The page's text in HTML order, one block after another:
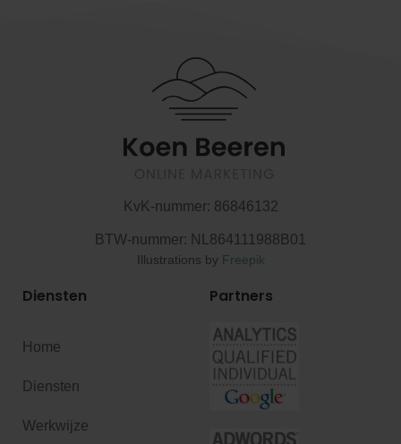
KvK-nummer: 86846132
BTW-nummer: NL864111988B01
Illustrations by Freepik
Diensten
Home
Diensten
Werkwijze
Partners